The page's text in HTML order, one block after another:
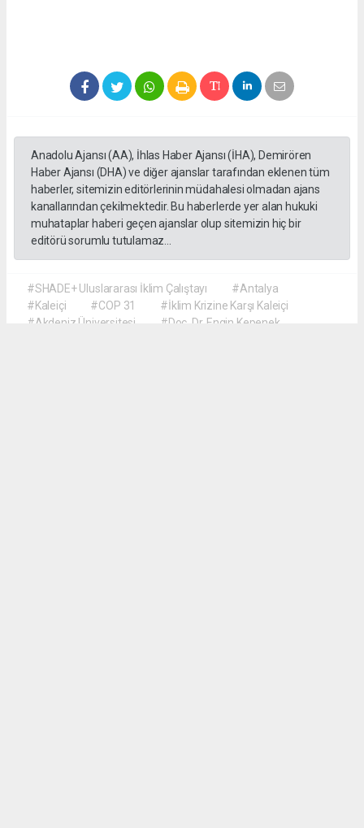
Anadolu Ajansı (AA), İhlas Haber Ajansı (İHA), Demirören
Haber Ajansı (DHA) ve diğer ajanslar tarafından eklenen tüm
haberler, sitemizin editörlerinin müdahalesi olmadan ajans
kanallarından çekilmektedir. Bu haberlerde yer alan hukuki
muhataplar haberi geçen ajanslar olup sitemizin hiç bir
editörü sorumlu tutulamaz...
#SHADE+ Uluslararası İklim Çalıştayı
#Antalya
#Kaleiçi
#COP 31
#İklim Krizine Karşı Kaleiçi
#Akdeniz Üniversitesi
#Doç. Dr. Engin Kepenek